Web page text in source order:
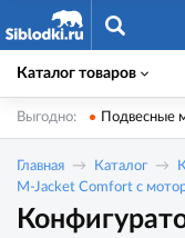
Каталог товаров
Выгодно: Подвесные
Главная Каталог
M-Jacket Comfort с